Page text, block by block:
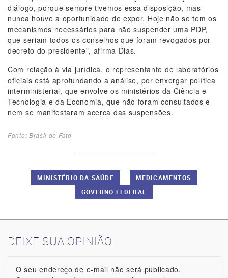
diálogo, porque sempre tivemos essa disposição, mas
nunca houve a oportunidade de expor. Hoje não se tem os
mecanismos necessários para não suspender uma PDP,
que seriam todos os conselhos que foram revogados por
decreto do presidente”, afirma Dias.
Com relação à via jurídica, o representante de laboratórios
oficiais está aprofundando a análise, por enxergar política
interministerial, que envolve os ministérios da Ciência e
Tecnologia e da Economia, que não foram consultados e
nem se manifestaram acerca das suspensões.
Fonte: Brasil de Fato
MINISTÉRIO DA SAÚDE
MEDICAMENTOS
GOVERNO FEDERAL
DEIXE SUA OPINIÃO
O seu endereço de e-mail não será publicado.